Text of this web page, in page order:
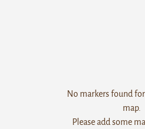
No markers found
map.
Please add some